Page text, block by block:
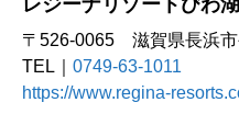
〒526-0065 滋賀県長浜市
TEL｜ 0749-63-1011
https://www.regina-